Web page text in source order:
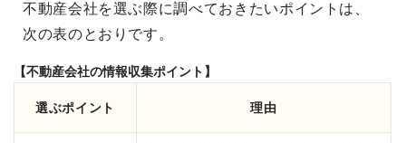
不動産会社を選ぶ際に調べておきたいポイントは、
次の表のとおりです。
【不動産会社の情報収集ポイント】
選ぶポイント 理由